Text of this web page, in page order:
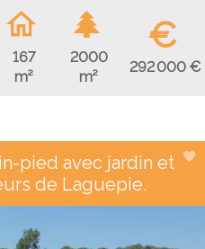
167
m²
2000
m²
€
292 000 €
pied avec jardin et
de Laguepie.